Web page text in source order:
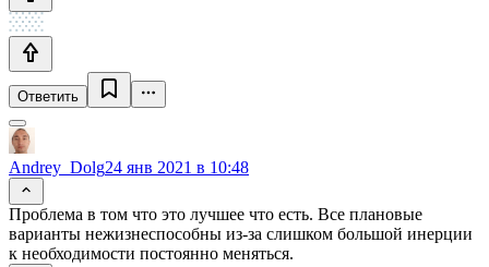
Ответить
Andrey_Dolg24 янв 2021 в 10:48
Проблема в том что это лучшее что есть. Все плановые
варианты нежизнеспособны из-за слишком большой инерции
к необходимости постоянно меняться.